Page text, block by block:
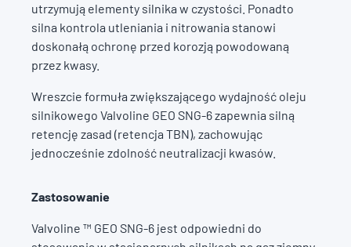
utrzymują elementy silnika w czystości. Ponadto
silna kontrola utleniania i nitrowania stanowi
doskonałą ochronę przed korozją powodowaną
przez kwasy.
Wreszcie formuła zwiększającego wydajność oleju
silnikowego Valvoline GEO SNG-6 zapewnia silną
retencję zasad (retencja TBN), zachowując
jednocześnie zdolność neutralizacji kwasów.
Zastosowanie
Valvoline ™ GEO SNG-6 jest odpowiedni do